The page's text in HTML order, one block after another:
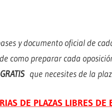
y documento oficial de
como preparar cada
que necesites de la
DE PLAZAS LIBRES